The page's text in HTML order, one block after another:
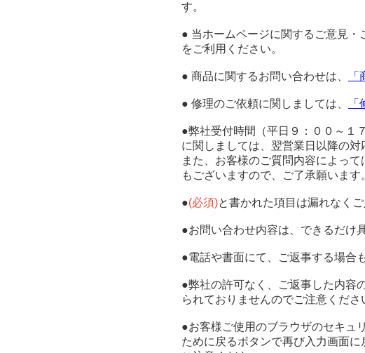
す。
● 当ホームページに関するご意見
をご利用ください。
● 商品に関するお問い合わせは、
● 修理のご依頼に関しましては、
●弊社受付時間（平日９：００～１
に関しましては、翌営業日以降の対
また、お客様のご質問内容によっ
もございますので、ご了承願います
●(必須)と書かれた項目は漏れなくご
●お問い合わせ内容は、できるだけ
●電話や書面にて、ご返事する場合
●弊社の許可なく、ご返事した内容
られておりませんのでご注意くださ
●お客様ご使用のブラウザのセキュ
ために戻るボタンで再び入力画面